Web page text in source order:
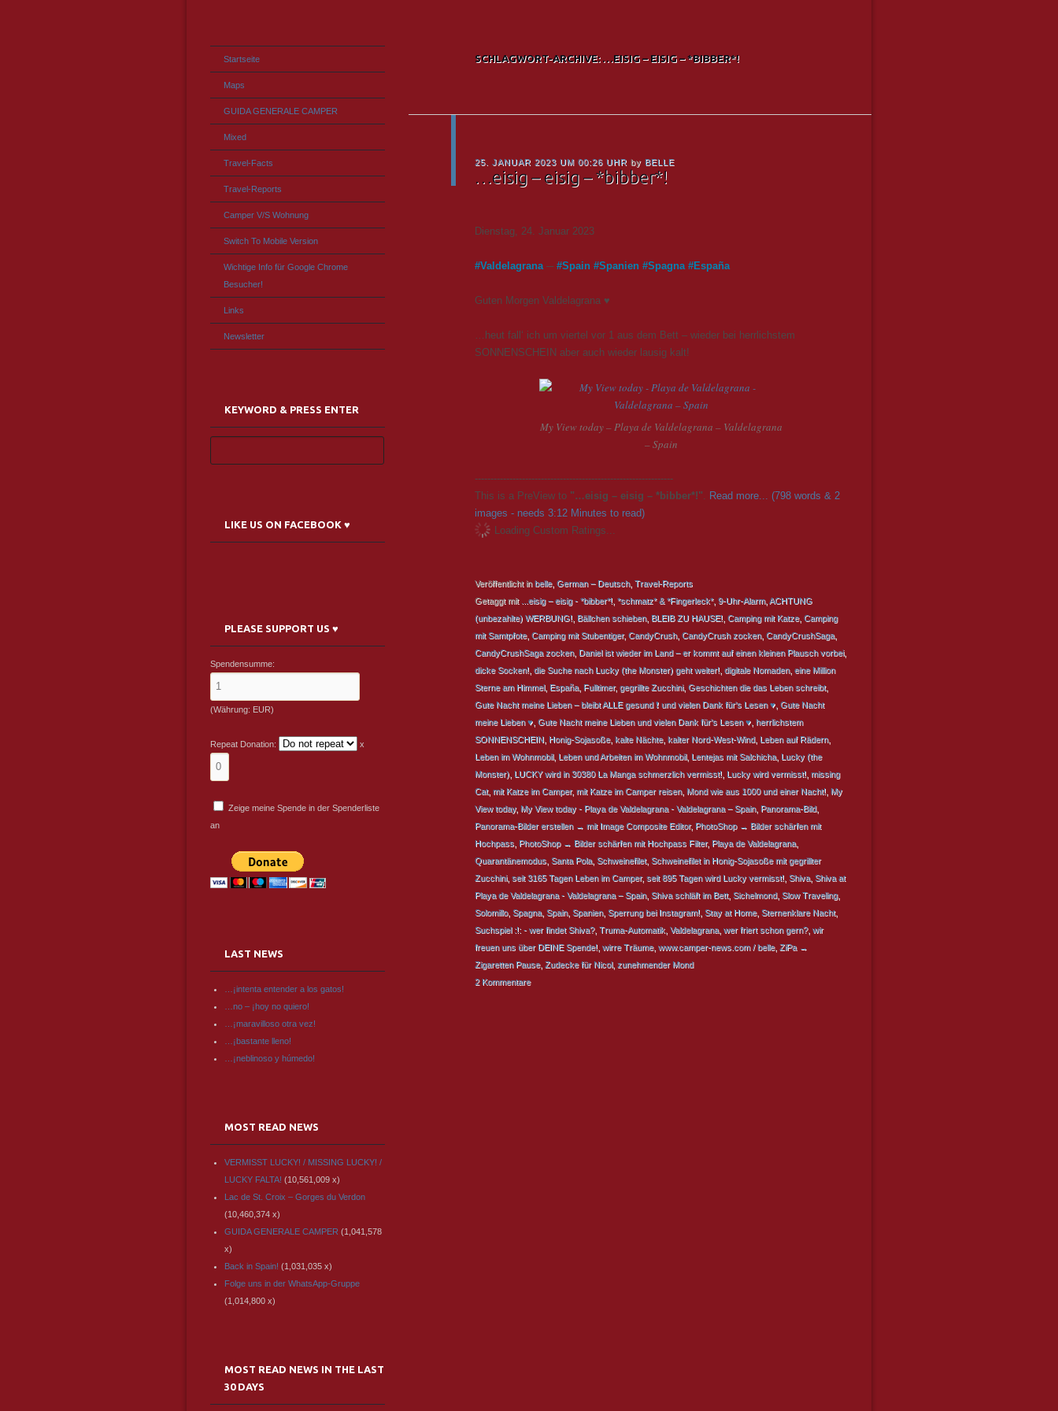
SCHLAGWORT-ARCHIVE: …EISIG – EISIG – *BIBBER*!
25. JANUAR 2023 UM 00:26 UHR by BELLE
…eisig – eisig – *bibber*!
Dienstag, 24. Januar 2023
#Valdelagrana─ #Spain #Spanien #Spagna#España
Guten Morgen Valdelagrana ♥
…heut fall‘ ich um viertel vor 1 aus dem Bett – wieder bei herrlichstem
SONNENSCHEIN aber auch wieder lausig kalt!
My View today – Playa de Valdelagrana – Valdelagrana
– Spain
---------------------------------------------------------------
This is a PreView to "…eisig – eisig – *bibber*!". Read more... (798 words & 2
images - needs 3:12 Minutes to read)
Loading Custom Ratings...
Veröffentlicht inbelle, German – Deutsch, Travel-Reports
Getaggt mit
...eisig – eisig - *bibber*! *schmatz* & *Fingerleck*, 9-Uhr-Alarm, ACHTUNG
(unbezahlte) WERBUNG! Bällchen schieben, BLEIB ZU HAUSE! Camping mit Katze, Camping
mit Samtpfote, Camping mit Stubentiger, CandyCrush, CandyCrush zocken, CandyCrushSaga,
CandyCrushSaga zocken, Daniel ist wieder im Land – er kommt auf einen kleinen Plausch vorbei,
dicke Socken! die Suche nach Lucky (the Monster) geht weiter! digitale Nomaden, eine Million
Sterne am Himmel, España, Fulltimer, gegrillte Zucchini, Geschichten die das Leben schreibt,
Gute Nacht meine Lieben – bleibt ALLE gesund ❗ und vielen Dank für's Lesen ♥ Gute Nacht
meine Lieben ♥ Gute Nacht meine Lieben und vielen Dank für's Lesen ♥ herrlichstem
SONNENSCHEIN Honig-Sojasoße, kalte Nächte, kalter Nord-West-Wind, Leben auf Rädern,
Leben im Wohnmobil, Leben und Arbeiten im Wohnmobil, Lentejas mit Salchicha, Lucky (the
Monster) LUCKY wird in 30380 La Manga schmerzlich vermisst! Lucky wird vermisst! missing
Cat, mit Katze im Camper, mit Katze im Camper reisen, Mond wie aus 1000 und einer Nacht! My
View today, My View today - Playa de Valdelagrana - Valdelagrana – Spain, Panorama-Bild,
Panorama-Bilder erstellen → mit Image Composite Editor, PhotoShop → Bilder schärfen mit
Hochpass PhotoShop → Bilder schärfen mit Hochpass Filter, Playa de Valdelagrana,
Quarantänemodus Santa Pola, Schweinefilet, Schweinefilet in Honig-Sojasoße mit gegrillter
Zucchini, seit 3165 Tagen Leben im Camper, seit 895 Tagen wird Lucky vermisst! Shiva, Shiva at
Playa de Valdelagrana - Valdelagrana – Spain, Shiva schläft im Bett, Sichelmond, Slow Traveling,
Solomillo, Spagna, Spain, Spanien, Sperrung bei Instagram! Stay at Home, Sternenklare Nacht,
Suchspiel :!: - wer findet Shiva?, Truma-Automatik Valdelagrana, wer friert schon gern?, wir
freuen uns über DEINE Spende! wirre Träume, www.camper-news.com / belle, ZiPa →
Zigaretten Pause, Zudecke für Nicol, zunehmender Mond
2 Kommentare
Startseite
Maps
GUIDA GENERALE CAMPER
Mixed
Travel-Facts
Travel-Reports
Camper V/S Wohnung
Switch To Mobile Version
Wichtige Info für Google Chrome
Besucher!
Links
Newsletter
KEYWORD & PRESS ENTER
LIKE US ON FACEBOOK ♥
PLEASE SUPPORT US ♥
Spendensumme:
(Währung: EUR)
Repeat Donation: x
Zeige meine Spende in der Spenderliste
an
LAST NEWS
…¡intenta entender a los gatos!
…no – ¡hoy no quiero!
…¡maravilloso otra vez!
…¡bastante lleno!
…¡neblinoso y húmedo!
MOST READ NEWS
VERMISST LUCKY! / MISSING LUCKY! /
LUCKY FALTA! (10,561,009 x)
Lac de St. Croix – Gorges du Verdon
(10,460,374 x)
GUIDA GENERALE CAMPER (1,041,578
x)
Back in Spain! (1,031,035 x)
Folge uns in der WhatsApp-Gruppe
(1,014,800 x)
MOST READ NEWS IN THE LAST
30 DAYS